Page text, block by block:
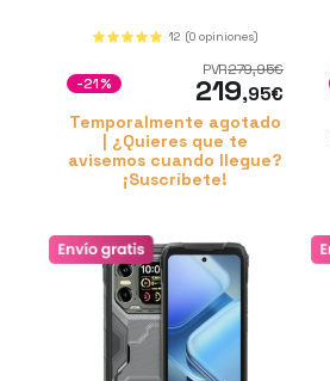
12 (0 opiniones)
PVR279,95€
219,95€
-21%
Temporalmente agotado
| ¿Quieres que te
avisemos cuando llegue?
¡Suscríbete!